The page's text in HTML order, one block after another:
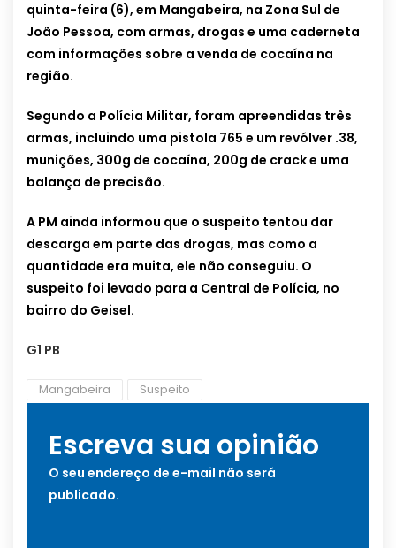
quinta-feira (6), em Mangabeira, na Zona Sul de
João Pessoa, com armas, drogas e uma caderneta
com informações sobre a venda de cocaína na
região.
Segundo a Polícia Militar, foram apreendidas três
armas, incluindo uma pistola 765 e um revólver .38,
munições, 300g de cocaína, 200g de crack e uma
balança de precisão.
A PM ainda informou que o suspeito tentou dar
descarga em parte das drogas, mas como a
quantidade era muita, ele não conseguiu. O
suspeito foi levado para a Central de Polícia, no
bairro do Geisel.
G1 PB
Mangabeira Suspeito
Escreva sua opinião
O seu endereço de e-mail não será
publicado.